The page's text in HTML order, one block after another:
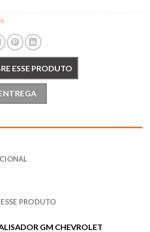
ESSE PRODUTO
PRODUTO
GM CHEVROLET